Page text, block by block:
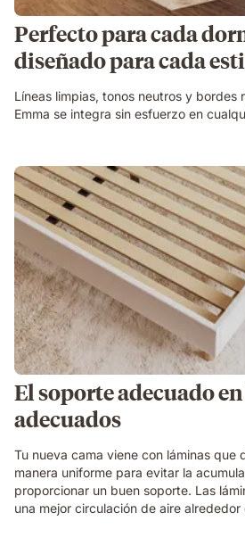
Perfecto para cada
diseñado para cada
Líneas limpias, tonos neutros y bordes
Emma se integra sin esfuerzo en
El soporte adecuado
adecuados
Tu nueva cama viene con láminas que
manera uniforme para evitar la
proporcionar un buen soporte. Las
una mejor circulación de aire